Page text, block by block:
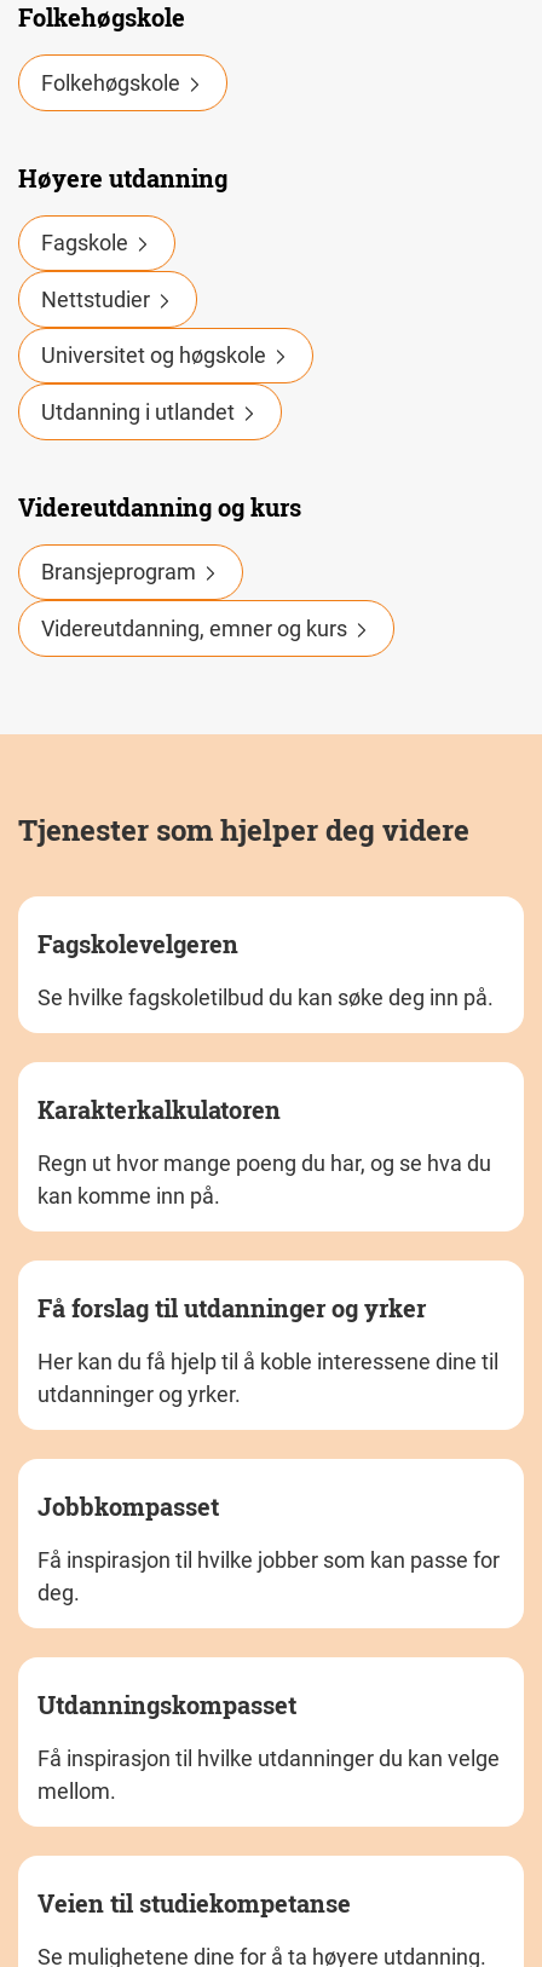
Folkehøgskole
Folkehøgskole
Høyere utdanning
Fagskole
Nettstudier
Universitet og høgskole
Utdanning i utlandet
Videreutdanning og kurs
Bransjeprogram
Videreutdanning, emner og kurs
Tjenester som hjelper deg videre
Fagskolevelgeren
Se hvilke fagskoletilbud du kan søke deg inn på.
Karakterkalkulatoren
Regn ut hvor mange poeng du har, og se hva du
kan komme inn på.
Få forslag til utdanninger og yrker
Her kan du få hjelp til å koble interessene dine til
utdanninger og yrker.
Jobbkompasset
Få inspirasjon til hvilke jobber som kan passe for
deg.
Utdanningskompasset
Få inspirasjon til hvilke utdanninger du kan velge
mellom.
Veien til studiekompetanse
Se mulighetene dine for å ta høyere utdanning.